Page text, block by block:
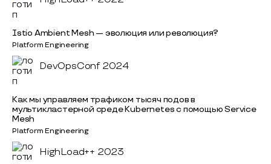
Istio Ambient Mesh — эволюция или революция?
Platform Engineering
DevOpsConf 2024
Как мы управляем трафиком тысяч подов в
мультикластерной среде Kubernetes с помощью Service
Mesh
Platform Engineering
HighLoad++ 2023